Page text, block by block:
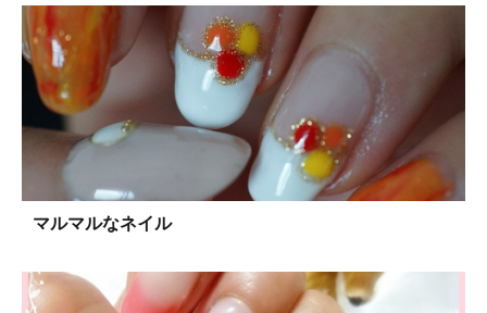
マルマルなネイル